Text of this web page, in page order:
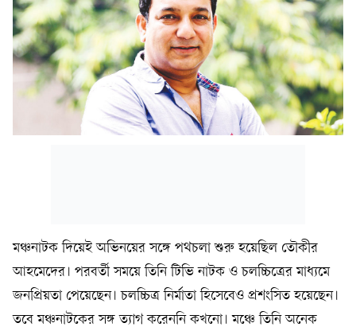
মঞ্চনাটক দিয়েই অভিনয়ের সঙ্গে পথচলা শুরু হয়েছিল তৌকীর
আহমেদের। পরবর্তী সময়ে তিনি টিভি নাটক ও চলচ্চিত্রের মাধ্যমে
জনপ্রিয়তা পেয়েছেন। চলচ্চিত্র নির্মাতা হিসেবেও প্রশংসিত হয়েছেন।
তবে মঞ্চনাটকের সঙ্গ ত্যাগ করেননি কখনো। মঞ্চে তিনি অনেক